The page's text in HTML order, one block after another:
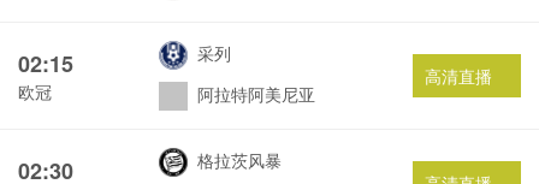
02:15
欧冠
采列
阿拉特阿美尼亚
高清直播
02:30
格拉茨风暴